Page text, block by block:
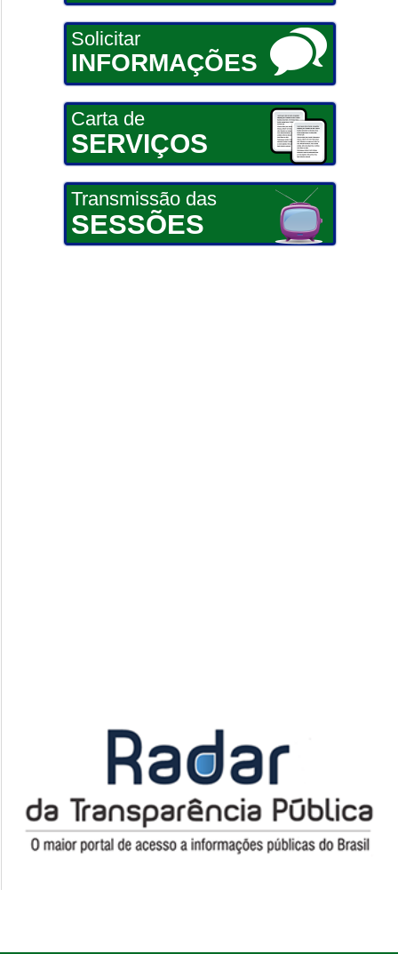
Solicitar
INFORMAÇÕES
Carta de
SERVIÇOS
Transmissão das
SESSÕES